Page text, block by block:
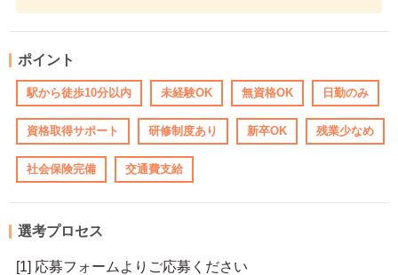
ポイント
駅から徒歩10分以内 未経験OK 無資格OK 日勤のみ
資格取得サポート 研修制度あり 新卒OK 残業少なめ
社会保険完備 交通費支給
選考プロセス
[1] 応募フォームよりご応募ください